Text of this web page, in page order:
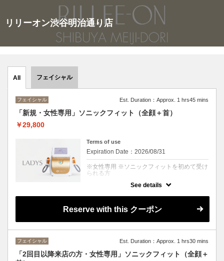
リリーオン渋谷明治通り店
All フェイシャル
フェイシャル Est. Duration：Approx. 1 hrs45 mins
「新規・女性専用」ソニックフィット（全顔＋首）
￥29,800
Terms of use
Expiration Date：2026/08/31
※女性専用 ※ソニックフィットを初めて受け
られる方
日本初上陸のリフトアップマシン「Sonic
Fit（ソニックフィット）」によるフェイシャ
ルコース！
で注目された次世代のアンチエイジング技術
です。
皮膚の表層から深層へ特殊な超音波を照射
し、温熱刺激を与えることで細胞を活性化さ
せ、乱れたターンオーバーを整え、
See details
Reserve with this クーポン
フェイシャル Est. Duration：Approx. 1 hrs30 mins
「2回目以降来店の方・女性専用」ソニックフィット（全顔＋